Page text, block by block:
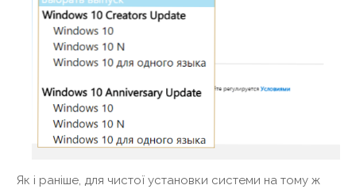
Як і раніше, для чистої установки системи на тому ж